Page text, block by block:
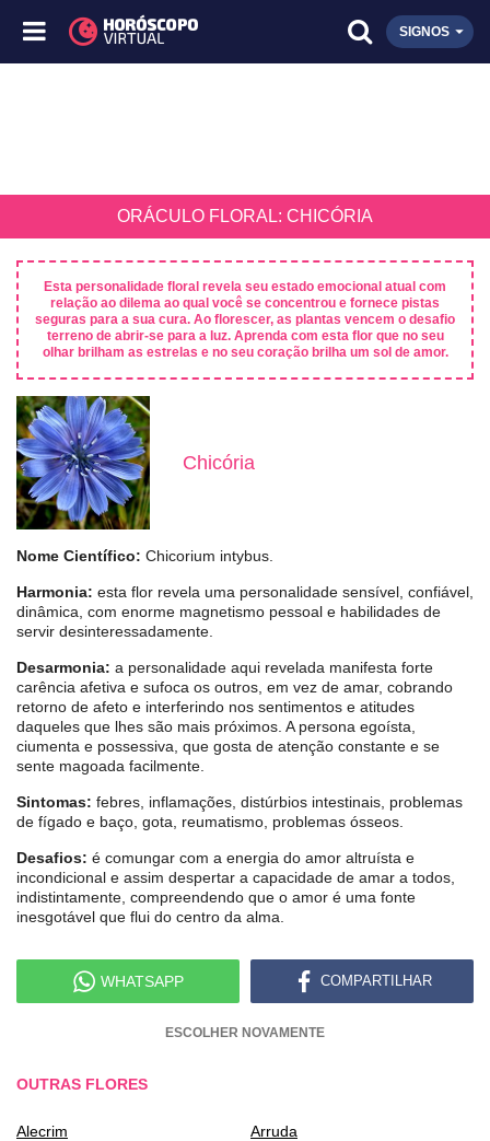
SIGNOS
ORÁCULO FLORAL: CHICÓRIA
Esta personalidade floral revela seu estado emocional atual com
relação ao dilema ao qual você se concentrou e fornece pistas
seguras para a sua cura. Ao florescer, as plantas vencem o desafio
terreno de abrir-se para a luz. Aprenda com esta flor que no seu
olhar brilham as estrelas e no seu coração brilha um sol de amor.
Chicória
Nome Científico: Chicorium intybus.
Harmonia: esta flor revela uma personalidade sensível, confiável,
dinâmica, com enorme magnetismo pessoal e habilidades de
servir desinteressadamente.
Desarmonia: a personalidade aqui revelada manifesta forte
carência afetiva e sufoca os outros, em vez de amar, cobrando
retorno de afeto e interferindo nos sentimentos e atitudes
daqueles que lhes são mais próximos. A persona egoísta,
ciumenta e possessiva, que gosta de atenção constante e se
sente magoada facilmente.
Sintomas: febres, inflamações, distúrbios intestinais, problemas
de fígado e baço, gota, reumatismo, problemas ósseos.
Desafios: é comungar com a energia do amor altruísta e
incondicional e assim despertar a capacidade de amar a todos,
indistintamente, compreendendo que o amor é uma fonte
inesgotável que flui do centro da alma.
WHATSAPP COMPARTILHAR
ESCOLHER NOVAMENTE
OUTRAS FLORES
Alecrim Arruda